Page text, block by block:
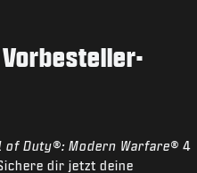
of Duty®: Modern Warfare® 4
dir jetzt deine